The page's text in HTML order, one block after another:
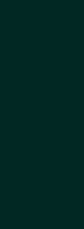
à une origine
Voici
pour la
en mandarin,
dans certains
utilisée.
courante pour
varier
ou le jyutping